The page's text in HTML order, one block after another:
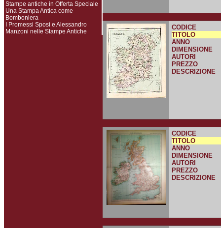
Stampe antiche in Offerta Speciale
Una Stampa Antica come
Bomboniera
I Promessi Sposi e Alessandro
Manzoni nelle Stampe Antiche
CODICE
TITOLO
ANNO
DIMENSIONE
AUTORI
PREZZO
DESCRIZIONE
CODICE
TITOLO
ANNO
DIMENSIONE
AUTORI
PREZZO
DESCRIZIONE